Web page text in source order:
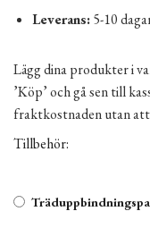
Leverans:5-10
Lägg dina produkter i
’Köp’ och gå sen till
fraktkostnaden utan
Tillbehör: